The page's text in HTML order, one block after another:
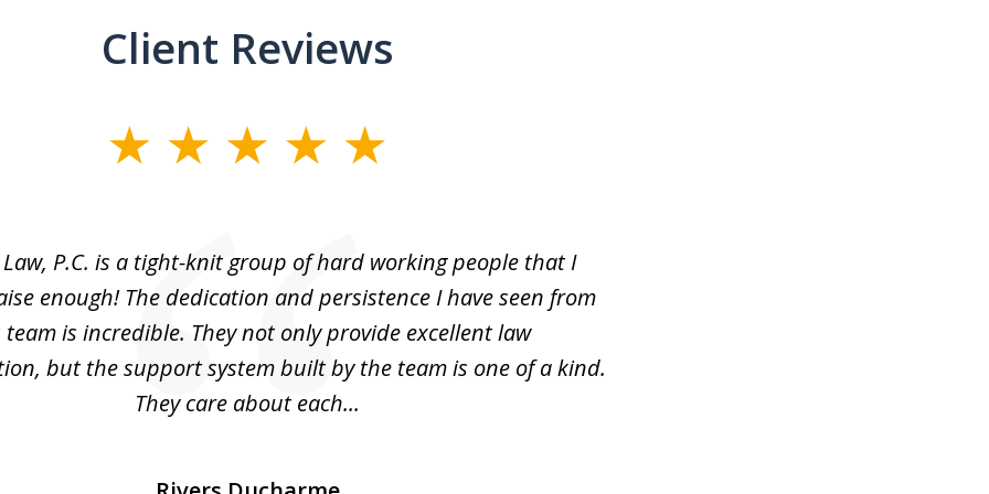
Client Reviews
Law, P.C. is a tight-knit group of hard working people that I
enough! The dedication and persistence I have seen from
team is incredible. They not only provide excellent law
but the support system built by the team is one of a kind.
They care about each...